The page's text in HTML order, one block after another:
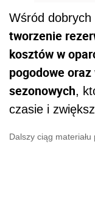
Wśród
tworzenie
kosztów w
pogodowe
sezonowych,
czasie i
Dalszy ciąg materiału